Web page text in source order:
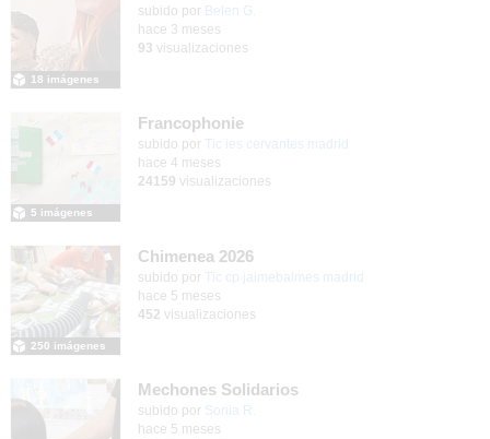
subido por Belen G.
18 imágenes
hace 3 meses
93 visualizaciones
Francophonie
subido por Tic ies cervantes madrid
5 imágenes
hace 4 meses
24159 visualizaciones
Chimenea 2026
subido por Tic cp jaimebalmes madrid
250 imágenes
hace 5 meses
452 visualizaciones
Mechones Solidarios
subido por Sonia R.
hace 5 meses